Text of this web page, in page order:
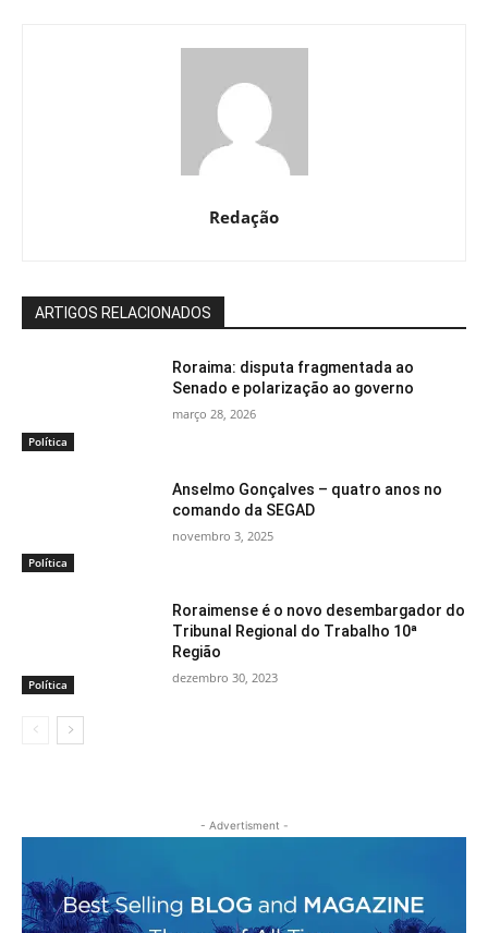
Redação
ARTIGOS RELACIONADOS
Política
Roraima: disputa fragmentada ao
Senado e polarização ao governo
março 28, 2026
Política
Anselmo Gonçalves – quatro anos no
comando da SEGAD
novembro 3, 2025
Política
Roraimense é o novo desembargador do
Tribunal Regional do Trabalho 10ª
Região
dezembro 30, 2023
- Advertisment -